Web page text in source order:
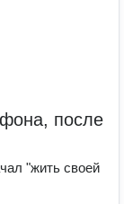
после
"жить своей